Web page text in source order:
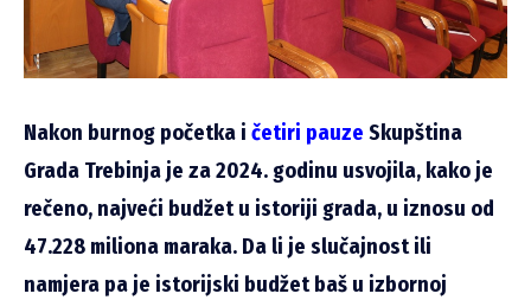
Nakon burnog početka i četiri pauze Skupština
Grada Trebinja je za 2024. godinu usvojila, kako je
rečeno, najveći budžet u istoriji grada, u iznosu od
47.228 miliona maraka. Da li je slučajnost ili
namjera pa je istorijski budžet baš u izbornoj